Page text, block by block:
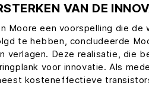
VAN DE
Moore een voorspelling die
te hebben, concludeerde
verlagen. Deze realisatie, die
voor innovatie. Als
kosteneffectieve